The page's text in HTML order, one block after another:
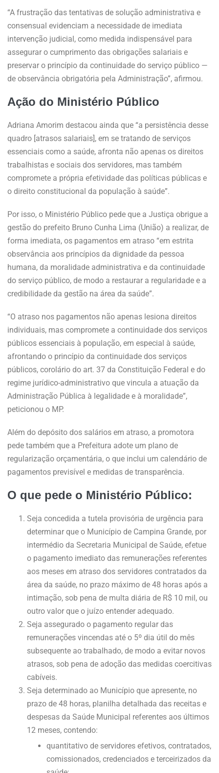
“A frustração das tentativas de solução administrativa e
consensual evidenciam a necessidade de imediata
intervenção judicial, como medida indispensável para
assegurar o cumprimento das obrigações salariais e
preservar o princípio da continuidade do serviço público —
de observância obrigatória pela Administração”, afirmou.
Ação do Ministério Público
Adriana Amorim destacou ainda que “a persistência desse
quadro [atrasos salariais], em se tratando de serviços
essenciais como a saúde, afronta não apenas os direitos
trabalhistas e sociais dos servidores, mas também
compromete a própria efetividade das políticas públicas e
o direito constitucional da população à saúde”.
Por isso, o Ministério Público pede que a Justiça obrigue a
gestão do prefeito Bruno Cunha Lima (União) a realizar, de
forma imediata, os pagamentos em atraso “em estrita
observância aos princípios da dignidade da pessoa
humana, da moralidade administrativa e da continuidade
do serviço público, de modo a restaurar a regularidade e a
credibilidade da gestão na área da saúde”.
“O atraso nos pagamentos não apenas lesiona direitos
individuais, mas compromete a continuidade dos serviços
públicos essenciais à população, em especial à saúde,
afrontando o princípio da continuidade dos serviços
públicos, corolário do art. 37 da Constituição Federal e do
regime jurídico-administrativo que vincula a atuação da
Administração Pública à legalidade e à moralidade”,
peticionou o MP.
Além do depósito dos salários em atraso, a promotora
pede também que a Prefeitura adote um plano de
regularização orçamentária, o que inclui um calendário de
pagamentos previsível e medidas de transparência.
O que pede o Ministério Público:
Seja concedida a tutela provisória de urgência para
determinar que o Município de Campina Grande, por
intermédio da Secretaria Municipal de Saúde, efetue
o pagamento imediato das remunerações referentes
aos meses em atraso dos servidores contratados da
área da saúde, no prazo máximo de 48 horas após a
intimação, sob pena de multa diária de R$ 10 mil, ou
outro valor que o juízo entender adequado.
Seja assegurado o pagamento regular das
remunerações vincendas até o 5º dia útil do mês
subsequente ao trabalhado, de modo a evitar novos
atrasos, sob pena de adoção das medidas coercitivas
cabíveis.
Seja determinado ao Município que apresente, no
prazo de 48 horas, planilha detalhada das receitas e
despesas da Saúde Municipal referentes aos últimos
12 meses, contendo:
quantitativo de servidores efetivos, contratados,
comissionados, credenciados e terceirizados da